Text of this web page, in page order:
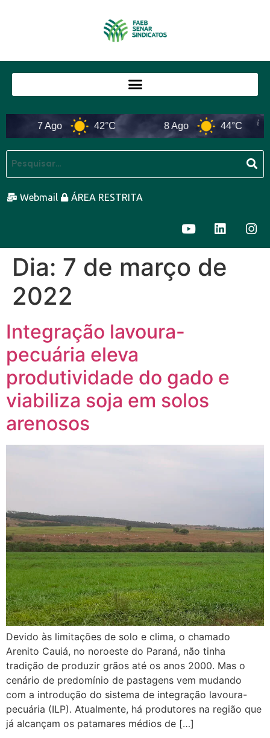
7 Ago 42°C 8 Ago 44°C
Webmail ÁREA RESTRITA
Dia: 7 de março de
2022
Integração lavoura-
pecuária eleva
produtividade do gado e
viabiliza soja em solos
arenosos
Devido às limitações de solo e clima, o chamado
Arenito Cauiá, no noroeste do Paraná, não tinha
tradição de produzir grãos até os anos 2000. Mas o
cenário de predomínio de pastagens vem mudando
com a introdução do sistema de integração lavoura-
pecuária (ILP). Atualmente, há produtores na região que
já alcançam os patamares médios de […]